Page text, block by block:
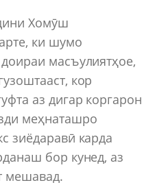
Хомӯш
ки шумо
масъулиятҳое,
кор
аз дигар коргарон
меҳнаташро
зиёдаравӣ карда
бор кунед, аз
мешавад.